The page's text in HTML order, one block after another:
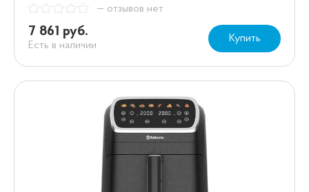
— отзывов нет
7 861 руб.
Есть в наличии
Купить